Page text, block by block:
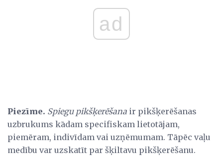
ad
Piezīme. Spiegu pikšķerēšana ir pikšķerēšanas
uzbrukums kādam specifiskam lietotājam,
piemēram, indivīdam vai uzņēmumam. Tāpēc vaļu
medību var uzskatīt par šķiltavu pikšķerēšanu.